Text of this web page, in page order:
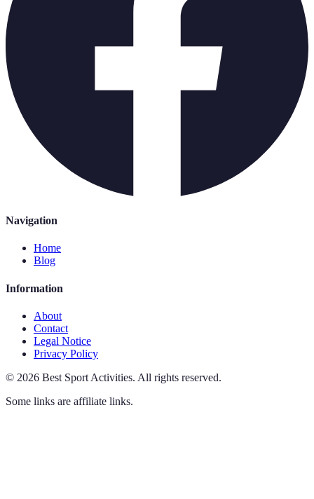
Navigation
Home
Blog
Information
About
Contact
Legal Notice
Privacy Policy
© 2026 Best Sport Activities. All rights reserved.
Some links are affiliate links.